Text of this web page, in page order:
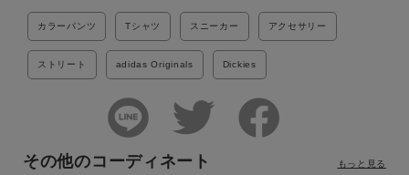
カラーパンツ Tシャツ スニーカー アクセサリー
ストリート adidas Originals Dickies
その他のコーディネート もっと見る